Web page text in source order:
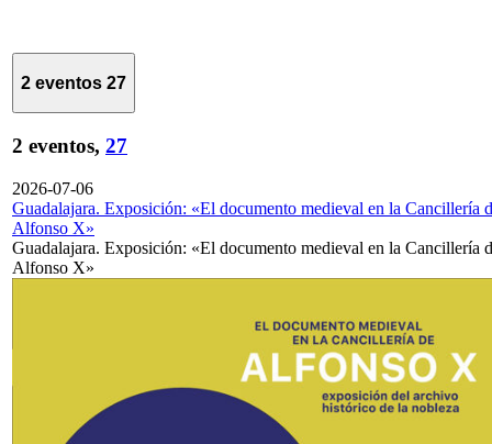
2 eventos 27
2 eventos, 27
2026-07-06
Guadalajara. Exposición: «El documento medieval en la Cancillería
Alfonso X»
Guadalajara. Exposición: «El documento medieval en la Cancillería
Alfonso X»